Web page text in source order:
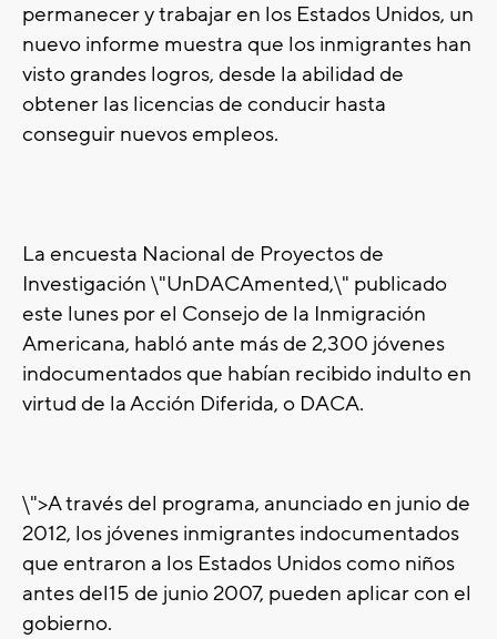
permanecer y trabajar en los Estados Unidos, un
nuevo informe muestra que los inmigrantes han
visto grandes logros, desde la abilidad de
obtener las licencias de conducir hasta
conseguir nuevos empleos.
La encuesta Nacional de Proyectos de
Investigación \"UnDACAmented,\" publicado
este lunes por el Consejo de la Inmigración
Americana, habló ante más de 2,300 jóvenes
indocumentados que habían recibido indulto en
virtud de la Acción Diferida, o DACA.
\">A través del programa, anunciado en junio de
2012, los jóvenes inmigrantes indocumentados
que entraron a los Estados Unidos como niños
antes del15 de junio 2007, pueden aplicar con el
gobierno.